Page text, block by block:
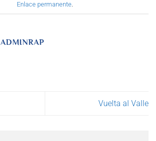
Enlace permanente.
ADMINRAP
Vuelta al Valle